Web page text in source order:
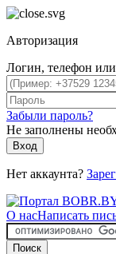
Авторизация
Логин, телефон
Забыли пароль?
Не заполнены
Вход
Нет аккаунта?
О насНаписать
Поиск